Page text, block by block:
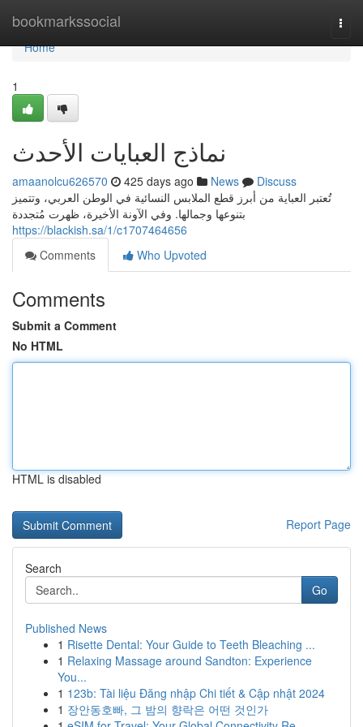
bookmarkssocial
Home
Home
1
نماذج العبايات الأحدث
amaanolcu626570 425 days ago News
Discuss
تُعتبر العباية من أبرز قطع الملابس النسائية في الوطن العربي، وتتميز
بتنوعها وجمالها. وفي الآونة الأخيرة، ظهرت مُتجددة
https://blackish.sa/1/c1707464656
Comments
Who Upvoted
Comments
Submit a Comment
No HTML
HTML is disabled
Report Page
Search
Go
Published News
1 Risette Dental: Your Guide to Teeth Bleaching ...
1 Relaxing Massage around Sandton: Experience
You...
1 123b: Tài liệu Đăng nhập Chi tiết & Cập nhật 2024
1 장안동호빠, 그 밤의 향락은 어떤 것인가